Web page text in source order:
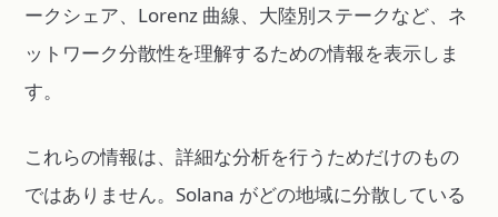
ークシェア、Lorenz 曲線、大陸別ステークなど、ネ
ットワーク分散性を理解するための情報を表示しま
す。
これらの情報は、詳細な分析を行うためだけのもの
ではありません。Solana がどの地域に分散している